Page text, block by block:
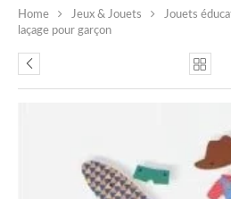
Home Jeux & Jouets Jouets
laçage pour garçon